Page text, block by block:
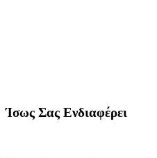
Ίσως Σας Ενδιαφέρει